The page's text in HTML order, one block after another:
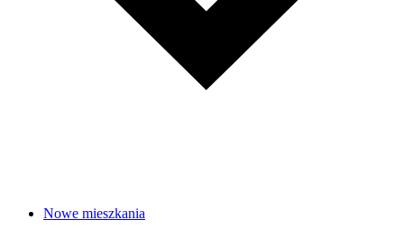
Nowe mieszkania